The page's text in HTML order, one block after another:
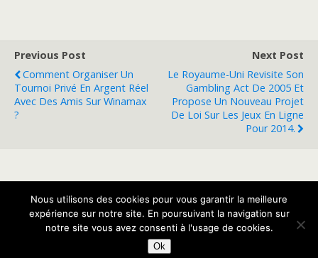
Previous Post
Comment Organiser Un
Tournoi Privé En Argent Réel
Avec Des Amis Sur Winamax
?
Next Post
Le Royaume-Uni Revisite Son
Gambling Act De 2005 Et
Propose Un Nouveau Projet
De Loi Sur Les Jeux En Ligne
Pour 2014.
Mobile Desktop
Nous utilisons des cookies pour vous garantir la meilleure
expérience sur notre site. En poursuivant la navigation sur
notre site vous avez consenti à l'usage de cookies.
Ok